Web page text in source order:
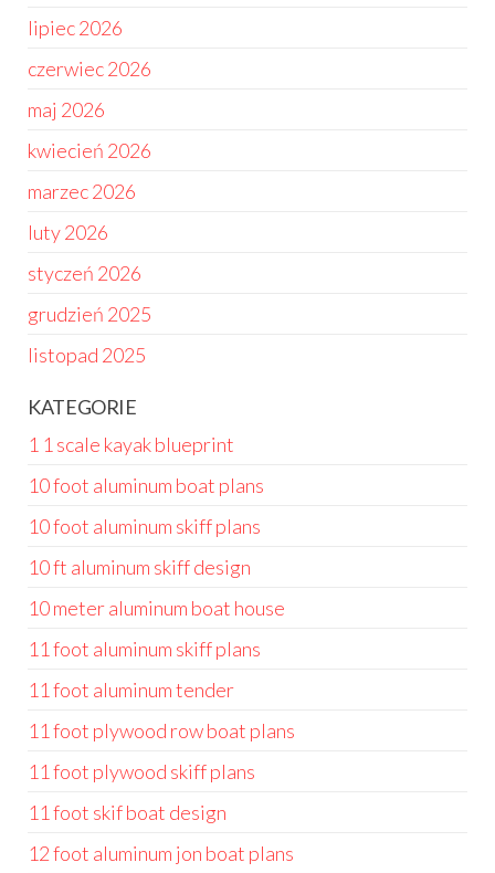
lipiec 2026
czerwiec 2026
maj 2026
kwiecień 2026
marzec 2026
luty 2026
styczeń 2026
grudzień 2025
listopad 2025
KATEGORIE
1 1 scale kayak blueprint
10 foot aluminum boat plans
10 foot aluminum skiff plans
10 ft aluminum skiff design
10 meter aluminum boat house
11 foot aluminum skiff plans
11 foot aluminum tender
11 foot plywood row boat plans
11 foot plywood skiff plans
11 foot skif boat design
12 foot aluminum jon boat plans